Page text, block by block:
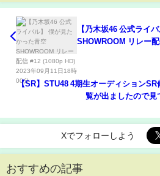
【乃木坂46 公式ライ
SHOWROOM リレー配信
【SR】STU48 4期生オーディションSR
覧が出ましたので見
Xでフォローしよう
おすすめの記事